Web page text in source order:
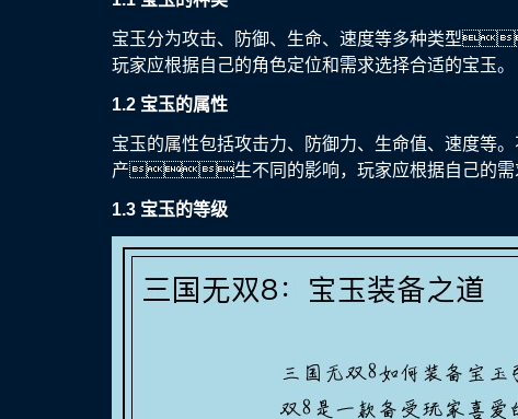
宝玉分为攻击、防御、生命、速度等多种类型
玩家应根据自己的角色定位和需求选择合适的宝玉。
1.2 宝玉的属性
宝玉的属性包括攻击力、防御力、生命值、速度等
产生不同的影响，玩家应根据自己的需
1.3 宝玉的等级